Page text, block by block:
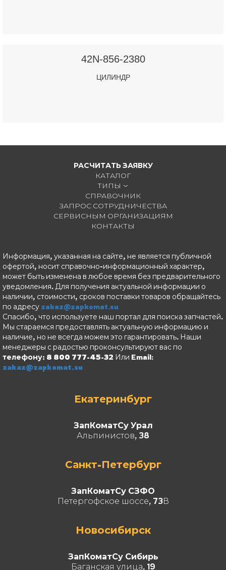
42N-856-2380
ЦИЛИНДР
РАСЧИТАТЬ ЗАЯВКУ
КАТАЛОГ
ТИПЫ
СПРАВОЧНИК
ЗАПРОС СОТРУДНИЧЕСТВА
СЕРВИСНЫМ ОРГАНИЗАЦИЯМ
КОНТАКТЫ
Информация, указанная на сайте, не является публичной
офертой, носит справочно-информационный характер,
может быть изменена в любое время без предварительного
уведомления. Для получения актуальной информации о
наличии, стоимости, сроков поставки товаров обращайтесь
по адресу zakaz@zapkomat.su
Спасибо, что используете наш портал для поиска запчастей.
Мы стараемся предоставлять актуальную информацию и
наличие, но не всегда можем это гарантировать. Наши
менеджеры с радостью проконсультируют вас по
телефону: 8 800 777-45-32 Или Email:
zakaz@zapkomat.su
Екатеринбург
ЗапКоматСу Урал
Альпинистов, 38
Санкт-Петербург
ЗапКоматСу СЗФО
Петергофское шоссе, 73В
Новосибирск
ЗапКоматСу Сибирь
Баганская улица, 19